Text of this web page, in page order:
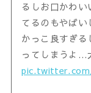
るしお口かわ
てるのもやば
かっこ良すぎる
ってしまうよ…